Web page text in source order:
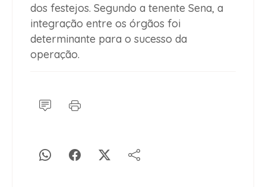
dos festejos. Segundo a tenente Sena, a
integração entre os órgãos foi
determinante para o sucesso da
operação.